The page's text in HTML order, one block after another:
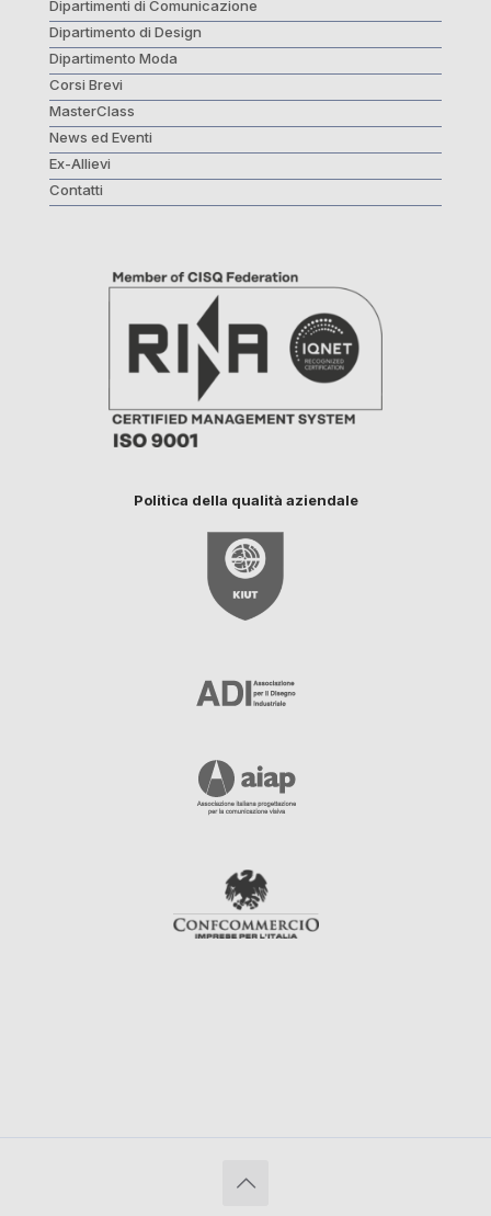
Dipartimenti di Comunicazione
Dipartimento di Design
Dipartimento Moda
Corsi Brevi
MasterClass
News ed Eventi
Ex-Allievi
Contatti
Politica della qualità aziendale